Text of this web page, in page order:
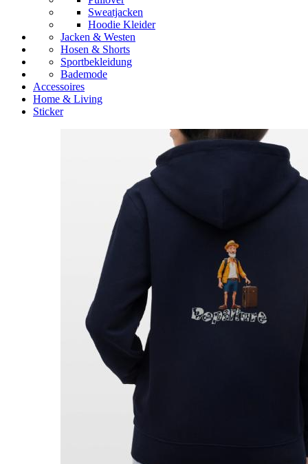
Sweatjacken
Hoodie Kleider
Jacken & Westen
Hosen & Shorts
Sportbekleidung
Bademode
Accessoires
Home & Living
Sticker